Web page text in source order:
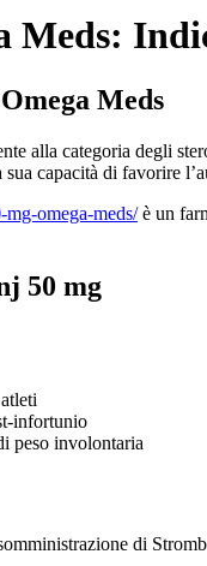
Meds:
Meds
alla categoria degli
capacità di favorire
omega-meds/è un
50 mg
infortunio
peso involontaria
di